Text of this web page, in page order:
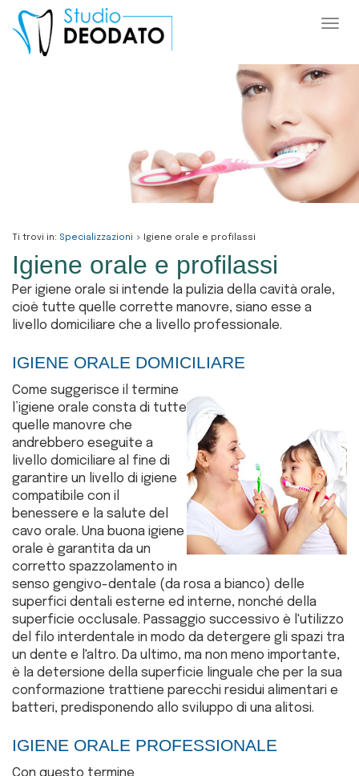
Ti trovi in: Specializzazioni > Igiene orale e profilassi
Igiene orale e profilassi
Per igiene orale si intende la pulizia della cavità orale,
cioè tutte quelle corrette manovre, siano esse a
livello domiciliare che a livello professionale.
IGIENE ORALE DOMICILIARE
Come suggerisce il termine
l’igiene orale consta di tutte
quelle manovre che
andrebbero eseguite a
livello domiciliare al fine di
garantire un livello di igiene
compatibile con il
benessere e la salute del
cavo orale. Una buona igiene
orale è garantita da un
corretto spazzolamento in
senso gengivo-dentale (da rosa a bianco) delle
superfici dentali esterne ed interne, nonché della
superficie occlusale. Passaggio successivo è l'utilizzo
del filo interdentale in modo da detergere gli spazi tra
un dente e l'altro. Da ultimo, ma non meno importante,
è la detersione della superficie linguale che per la sua
conformazione trattiene parecchi residui alimentari e
batteri, predisponendo allo sviluppo di una alitosi.
IGIENE ORALE PROFESSIONALE